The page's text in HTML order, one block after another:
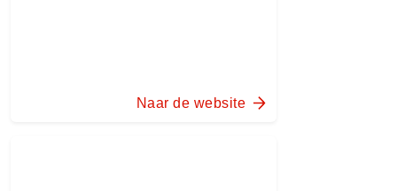
Naar de website